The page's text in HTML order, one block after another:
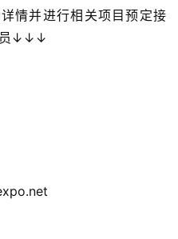
情并进行相关项目预定接
员↓↓↓